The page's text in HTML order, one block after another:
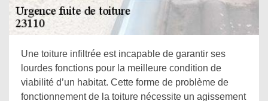
Une toiture infiltrée est incapable de garantir ses
lourdes fonctions pour la meilleure condition de
viabilité d’un habitat. Cette forme de problème de
fonctionnement de la toiture nécessite un agissement